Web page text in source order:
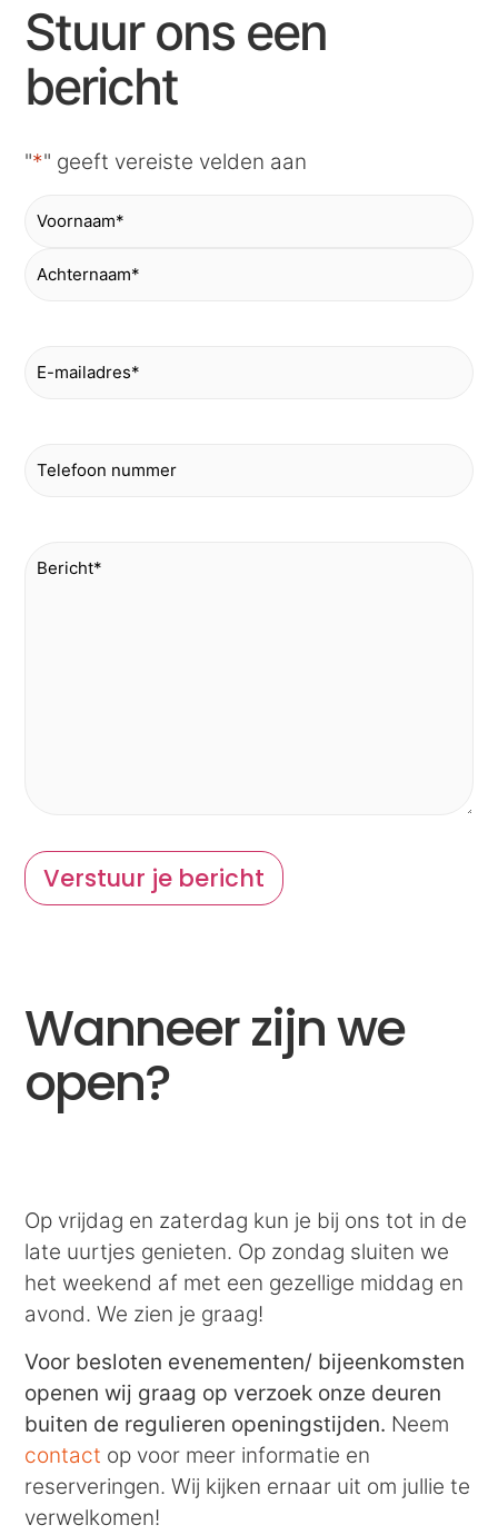
Stuur ons een
bericht
"*" geeft vereiste velden aan
mailadres*
Wanneer zijn we
open?
Op vrijdag en zaterdag kun je bij ons tot in de
late uurtjes genieten. Op zondag sluiten we
het weekend af met een gezellige middag en
avond. We zien je graag!
Voor besloten evenementen/ bijeenkomsten
openen wij graag op verzoek onze deuren
buiten de regulieren openingstijden. Neem
contact op voor meer informatie en
reserveringen. Wij kijken ernaar uit om jullie te
verwelkomen!